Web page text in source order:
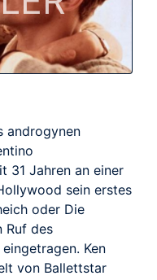
androgynen
31 Jahren an einer
sein erstes
oder Die
Ruf des
Ken
von Ballett­star